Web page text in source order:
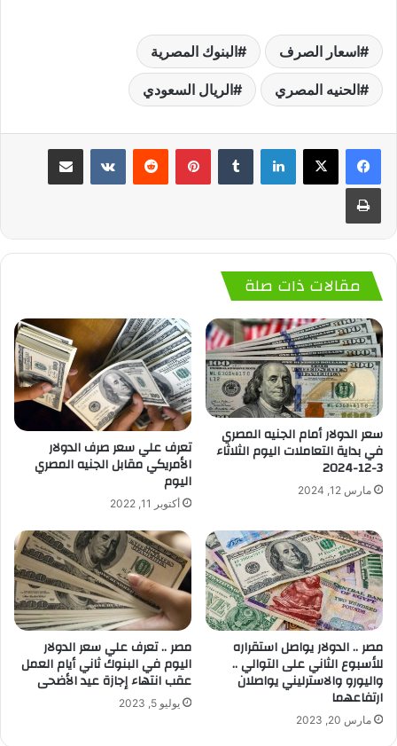
اسعار الصرف البنوك المصرية
الحنيه المصري الريال السعودي
لينكدإن بينتيريست
مقالات ذات صلة
سعر الدولار أمام الجنيه المصري
في بداية التعاملات اليوم الثلاثاء
3-12-2024
مارس 12, 2024
تعرف علي سعر صرف الدولار
الأمريكي مقابل الجنيه المصري
اليوم
أكتوبر 11, 2022
مصر .. الدولار يواصل استقراره
للأسبوع الثاني على التوالي ..
واليورو والاسترليني يواصلان
ارتفاعهما
مارس 20, 2023
مصر .. تعرف علي سعر الدولار
اليوم في البنوك ثاني أيام العمل
عقب انتهاء إجازة عيد الأضحى
يوليو 5, 2023